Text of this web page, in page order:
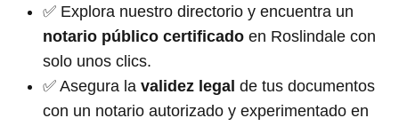
✅ Explora nuestro directorio y encuentra un
notario público certificado en Roslindale con
solo unos clics.
✅ Asegura la validez legal de tus documentos
con un notario autorizado y experimentado en